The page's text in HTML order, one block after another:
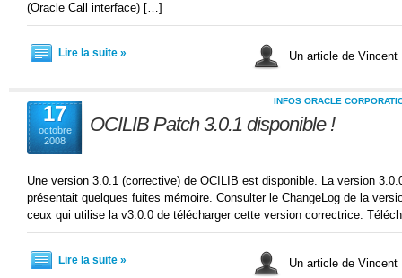
(Oracle Call interface) […]
Lire la suite » Un article de
17
octobre
2008
INFOS ORACLE
OCILIB Patch 3.0.1 disponible !
Une version 3.0.1 (corrective) de OCILIB est disponible. La version
présentait quelques fuites mémoire. Consulter le ChangeLog de la
ceux qui utilise la v3.0.0 de télécharger cette version correctrice.
Lire la suite » Un article de